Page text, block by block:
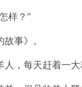
样？”
事》。
，每天赶着一